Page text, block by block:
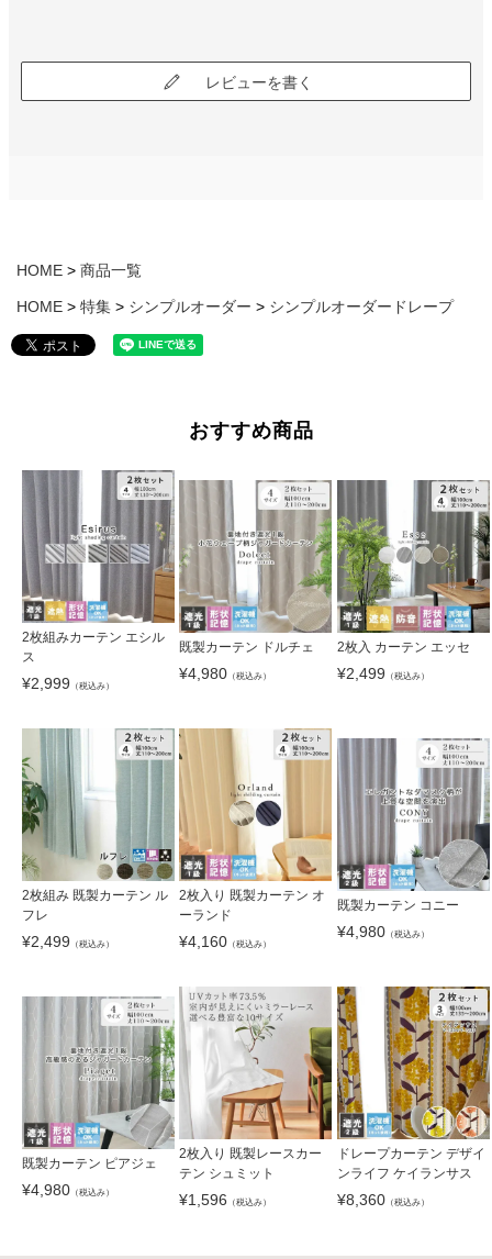
レビューを書く
HOME 商品一覧
HOME 特集 シンプルオーダー シンプルオーダードレープ
おすすめ商品
2枚組みカーテン エシル
ス
¥2,999 （税込み）
既製カーテン ドルチェ
¥4,980 （税込み）
2枚入 カーテン エッセ
¥2,499 （税込み）
2枚組み 既製カーテン ル
フレ
¥2,499 （税込み）
2枚入り 既製カーテン オ
ーランド
¥4,160 （税込み）
既製カーテン コニー
¥4,980（税込み）
既製カーテン ピアジェ
¥4,980 （税込み）
2枚入り 既製レースカー
テン シュミット
¥1,596 （税込み）
ドレープカーテン デザイ
ンライフ ケイランサス
¥8,360（税込み）